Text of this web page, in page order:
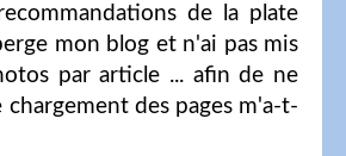
de la plate
mon blog et n'ai pas mis
par article ... afin de ne
chargement des pages m'a-t-